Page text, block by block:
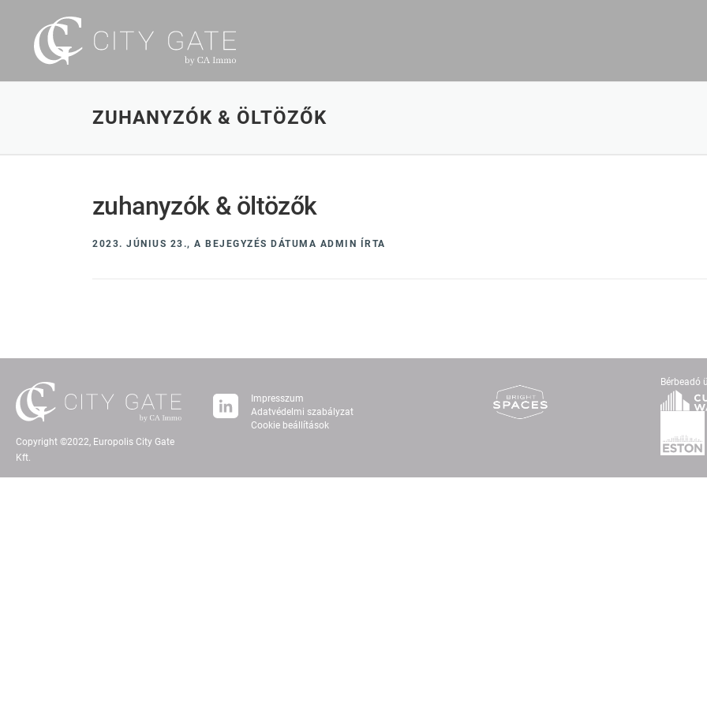
tartalomhoz
ZUHANYZÓK & ÖLTÖZŐK
zuhanyzók & öltözők
2023. JÚNIUS 23., A BEJEGYZÉS DÁTUMA ADMIN ÍRTA
Copyright ©2022, Europolis City Gate
Kft.
Impresszum
Adatvédelmi szabályzat
Cookie beállítások
Bérbeadó